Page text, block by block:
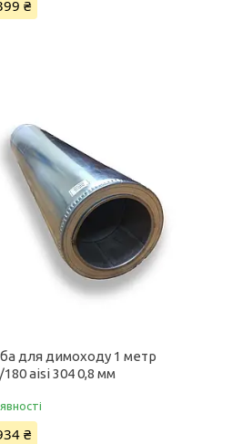
₴
для димоходу 1 метр
180 aisi 304 0,8 мм
₴